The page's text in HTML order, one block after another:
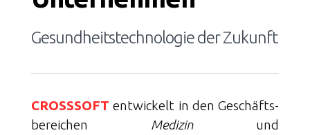
Gesundheitstechnologie der Zukunft
CROSSSOFT entwickelt in den Geschäfts­
bereichen Medizinund